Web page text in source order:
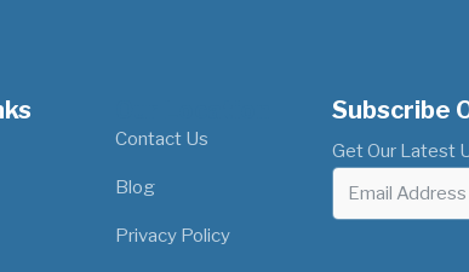
Contact Us
Blog
Privacy Policy
Subscribe
Get Our Latest